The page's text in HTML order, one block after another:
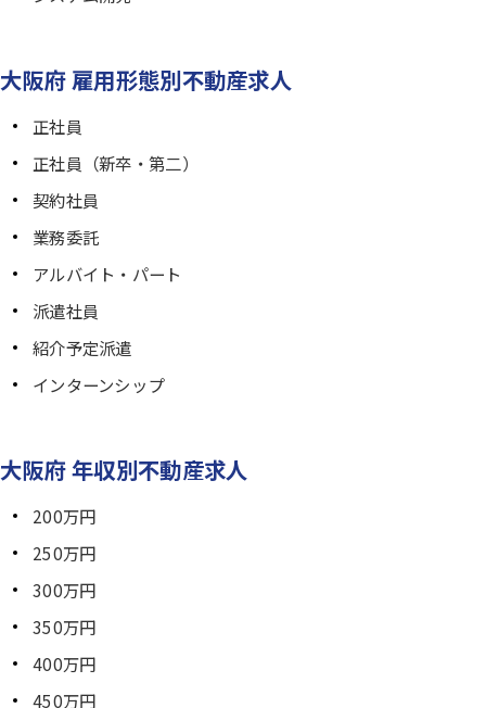
大阪府 雇用形態別不動産求人
正社員
正社員（新卒・第二）
契約社員
業務委託
アルバイト・パート
派遣社員
紹介予定派遣
インターンシップ
大阪府 年収別不動産求人
200万円
250万円
300万円
350万円
400万円
450万円